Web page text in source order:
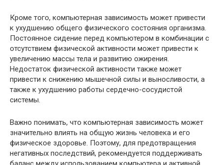
Кроме того, компьютерная зависимость может привести
к ухудшению общего физического состояния организма.
Постоянное сидение перед компьютером в комбинации с
отсутствием физической активности может привести к
увеличению массы тела и развитию ожирения.
Недостаток физической активности также может
привести к снижению мышечной силы и выносливости, а
также к ухудшению работы сердечно-сосудистой
системы.
Важно понимать, что компьютерная зависимость может
значительно влиять на общую жизнь человека и его
физическое здоровье. Поэтому, для предотвращения
негативных последствий, рекомендуется поддерживать